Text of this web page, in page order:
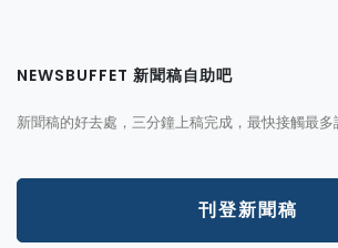
NEWSBUFFET 新聞稿自助吧
新聞稿的好去處，三分鐘上稿完成，最快接觸最多
刊登新聞稿